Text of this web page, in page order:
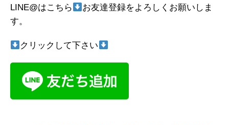
LINE@はこちら
お友達登録をよろしくお願いしま
す。
クリックして下さい